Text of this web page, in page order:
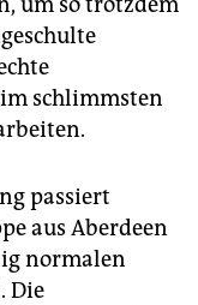
schlimmsten
passiert
aus Aberdeen
normalen
Die